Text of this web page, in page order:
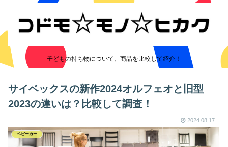
子どもの持ち物について、商品を比較して紹介！
サイベックスの新作2024オルフェオと旧型
2023の違いは？比較して調査！
2024.08.17
ベビーカー